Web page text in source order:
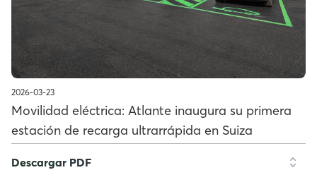
2026-03-23
Movilidad eléctrica: Atlante inaugura su primera
estación de recarga ultrarrápida en Suiza
Descargar PDF